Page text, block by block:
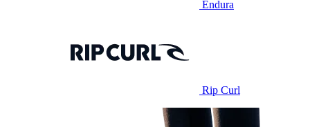
Endura
Rip Curl